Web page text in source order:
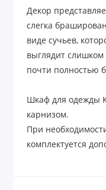
Декор
слегка
виде сучьев,
выглядит
почти полностью
Шкаф для одежды
карнизом.
При
комплектуется